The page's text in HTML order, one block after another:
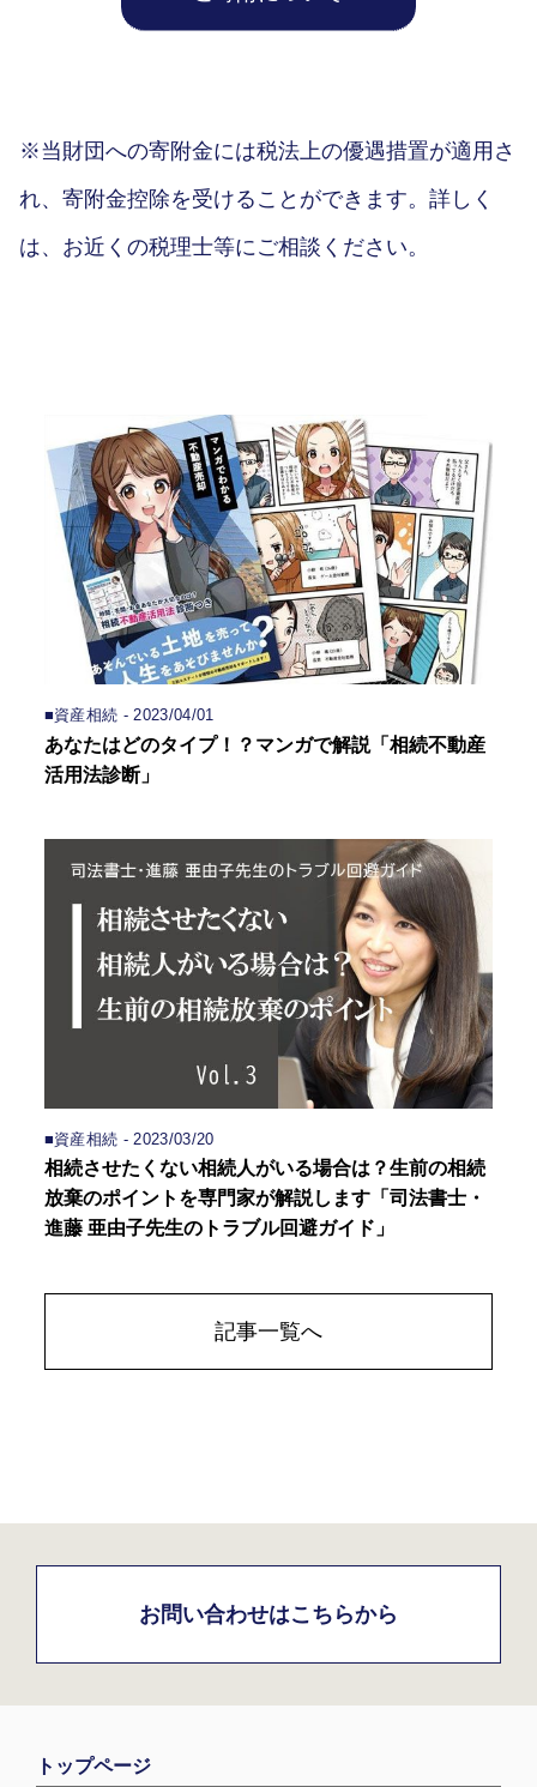
※当財団への寄附金には税法上の優遇措置が適用さ
れ、寄附金控除を受けることができます。詳しく
は、お近くの税理士等にご相談ください。
■資産相続 - 2023/04/01
あなたはどのタイプ！？マンガで解説「相続不動産
活用法診断」
■資産相続 - 2023/03/20
相続させたくない相続人がいる場合は？生前の相続
放棄のポイントを専門家が解説します「司法書士・
進藤 亜由子先生のトラブル回避ガイド」
記事一覧へ
お問い合わせはこちらから
トップページ